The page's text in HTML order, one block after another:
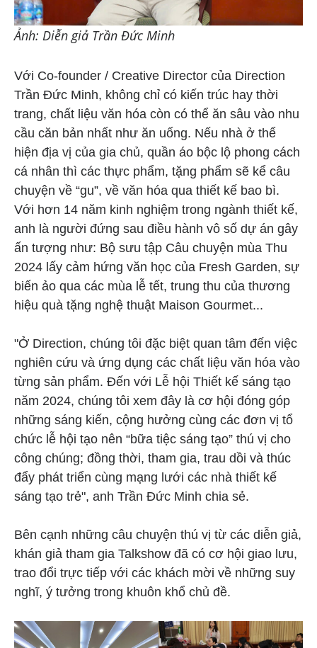
Ảnh: Diễn giả Trần Đức Minh
Với Co-founder / Creative Director của Direction
Trần Đức Minh, không chỉ có kiến trúc hay thời
trang, chất liệu văn hóa còn có thể ăn sâu vào nhu
cầu căn bản nhất như ăn uống. Nếu nhà ở thể
hiện địa vị của gia chủ, quần áo bộc lộ phong cách
cá nhân thì các thực phẩm, tặng phẩm sẽ kể câu
chuyện về “gu”, về văn hóa qua thiết kế bao bì.
Với hơn 14 năm kinh nghiệm trong ngành thiết kế,
anh là người đứng sau điều hành vô số dự án gây
ấn tượng như: Bộ sưu tập Câu chuyện mùa Thu
2024 lấy cảm hứng văn học của Fresh Garden, sự
biến ảo qua các mùa lễ tết, trung thu của thương
hiệu quà tặng nghệ thuật Maison Gourmet...
"Ở Direction, chúng tôi đặc biệt quan tâm đến việc
nghiên cứu và ứng dụng các chất liệu văn hóa vào
từng sản phẩm. Đến với Lễ hội Thiết kế sáng tạo
năm 2024, chúng tôi xem đây là cơ hội đóng góp
những sáng kiến, cộng hưởng cùng các đơn vị tổ
chức lễ hội tạo nên “bữa tiệc sáng tạo” thú vị cho
công chúng; đồng thời, tham gia, trau dồi và thúc
đẩy phát triển cùng mạng lưới các nhà thiết kế
sáng tạo trẻ", anh Trần Đức Minh chia sẻ.
Bên cạnh những câu chuyện thú vị từ các diễn giả,
khán giả tham gia Talkshow đã có cơ hội giao lưu,
trao đổi trực tiếp với các khách mời về những suy
nghĩ, ý tưởng trong khuôn khổ chủ đề.